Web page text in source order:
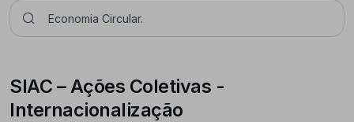
SIAC – Ações Coletivas -
Internacionalização